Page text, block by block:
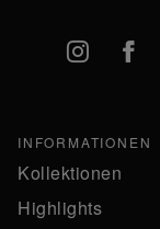
INFORMATIONEN
Kollektionen
Highlights